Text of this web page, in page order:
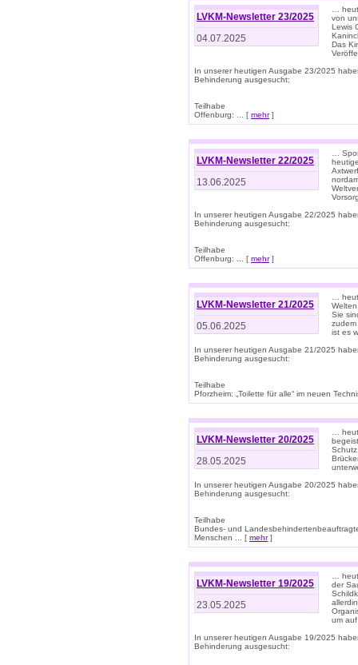
LVKM-Newsletter 23/2025
04.07.2025
…
von
Lewis
Das
In unserer heutigen Ausgabe 23/2025
Behinderung ausgesucht:
Teilhabe
Offenburg: ... [ mehr]
LVKM-Newsletter 22/2025
13.06.2025
…
In unserer heutigen Ausgabe 22/2025
Behinderung ausgesucht:
Teilhabe
Offenburg: ... [ mehr]
LVKM-Newsletter 21/2025
05.06.2025
…
Sie
ist es
In unserer heutigen Ausgabe 21/2025
Behinderung ausgesucht:
Teilhabe
Pforzheim: „Toilette für alle“ im neuen
LVKM-Newsletter 20/2025
28.05.2025
…
In unserer heutigen Ausgabe 20/2025
Behinderung ausgesucht:
Teilhabe
Bundes- und
Menschen ... [ mehr]
LVKM-Newsletter 19/2025
23.05.2025
…
der
um
In unserer heutigen Ausgabe 19/2025
Behinderung ausgesucht: